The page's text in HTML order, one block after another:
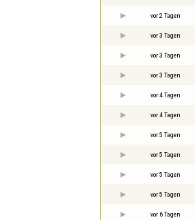
vor 2 Tagen
vor 3 Tagen
vor 3 Tagen
vor 3 Tagen
vor 4 Tagen
vor 4 Tagen
vor 5 Tagen
vor 5 Tagen
vor 5 Tagen
vor 5 Tagen
vor 6 Tagen